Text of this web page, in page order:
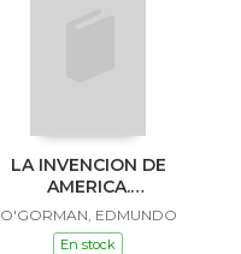
LA INVENCION DE
AMERICA.
INVESTIGACION
ACERCA DE L
O'GORMAN, EDMUNDO
En stock